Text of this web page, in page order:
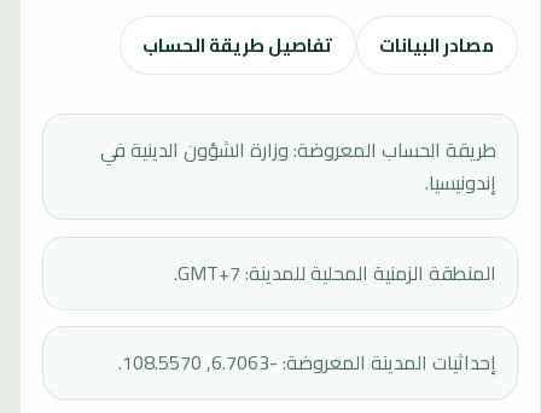
مصادر البيانات تفاصيل طريقة الحساب
طريقة الحساب المعروضة: وزارة الشؤون الدينية في
إندونيسيا.
المنطقة الزمنية المحلية للمدينة: GMT+7.
إحداثيات المدينة المعروضة: -6.7063, 108.5570.